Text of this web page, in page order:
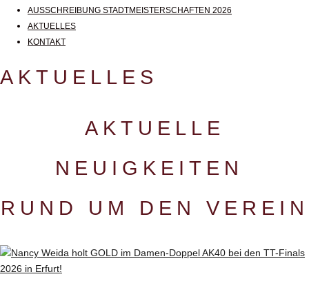
AUSSCHREIBUNG STADTMEISTERSCHAFTEN 2026
AKTUELLES
KONTAKT
AKTUELLES
AKTUELLE
NEUIGKEITEN
RUND UM DEN VEREIN